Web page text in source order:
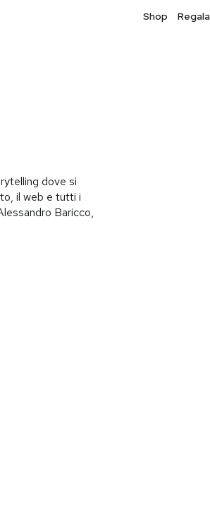
Shop Regala
dove si
il web e tutti i
Baricco,